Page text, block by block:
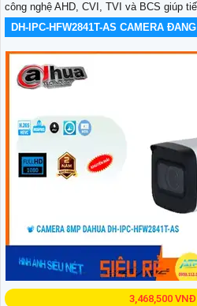
công nghệ AHD, CVI, TVI và BCS giúp
DH-IPC-HFW2841T-AS CAMERA
3,468,500 VNĐ